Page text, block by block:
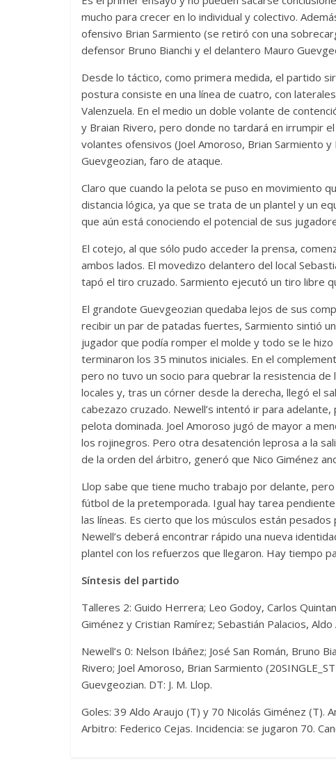
mucho para crecer en lo individual y colectivo.
ofensivo Brian Sarmiento (se retiró con una
defensor Bruno Bianchi y el delantero Mauro
Desde lo táctico, como primera medida, el partido
postura consiste en una línea de cuatro, con
Valenzuela. En el medio un doble volante de
y Braian Rivero, pero donde no tardará en irrumpir
volantes ofensivos (Joel Amoroso, Brian
Guevgeozian, faro de ataque.
Claro que cuando la pelota se puso en movimiento
distancia lógica, ya que se trata de un plantel y un
que aún está conociendo el potencial de sus
El cotejo, al que sólo pudo acceder la prensa,
ambos lados. El movedizo delantero del local
tapó el tiro cruzado. Sarmiento ejecutó un tiro libre
El grandote Guevgeozian quedaba lejos de sus
recibir un par de patadas fuertes, Sarmiento sintió
jugador que podía romper el molde y todo se le
terminaron los 35 minutos iniciales. En el
pero no tuvo un socio para quebrar la resistencia
locales y, tras un córner desde la derecha, llegó el
cabezazo cruzado. Newell’s intentó ir para
pelota dominada. Joel Amoroso jugó de mayor a
los rojinegros. Pero otra desatención leprosa a la
de la orden del árbitro, generó que Nico Giménez
Llop sabe que tiene mucho trabajo por delante,
fútbol de la pretemporada. Igual hay tarea
las líneas. Es cierto que los músculos están
Newell’s deberá encontrar rápido una nueva
plantel con los refuerzos que llegaron. Hay tiempo
Síntesis del partido
Talleres 2: Guido Herrera; Leo Godoy, Carlos
Giménez y Cristian Ramírez; Sebastián Palacios,
Newell’s 0: Nelson Ibáñez; José San Román, Bruno
Rivero; Joel Amoroso, Brian Sarmiento
Guevgeozian. DT: J. M. Llop.
Goles: 39 Aldo Araujo (T) y 70 Nicolás Giménez (T).
Arbitro: Federico Cejas. Incidencia: se jugaron 70.